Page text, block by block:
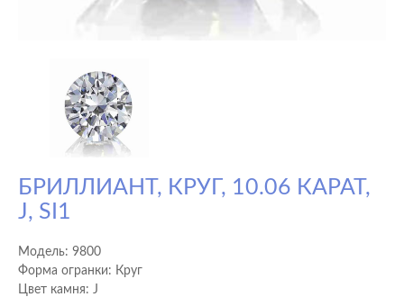
БРИЛЛИАНТ, КРУГ, 10.06 КАРАТ,
J, SI1
Модель: 9800
Форма огранки: Круг
Цвет камня: J